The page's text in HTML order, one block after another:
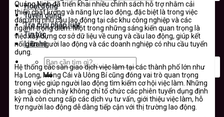
Hoạt động
Tuyển dụng
Tra cứu pháp luật
Tin tức
Liên hệ
Quảng Ninh đã triển khai nhiều chính sách hỗ trợ nhằm cải
thiện chất lượng và năng lực lao động, đặc biệt là trong việc
đáp ứng nhu cầu lao động tại các khu công nghiệp và các
ngành trọng điểm. Một trong những sáng kiến quan trọng là
việc xây dựng cơ sở dữ liệu về cung và cầu lao động, giúp kết
nối giữa người lao động và các doanh nghiệp có nhu cầu tuyển
dụng.
Hệ thống các sàn giao dịch việc làm tại các thành phố lớn như
Hạ Long, Móng Cái và Uông Bí cũng đóng vai trò quan trọng
trong việc giúp người lao động tìm kiếm cơ hội việc làm. Những
sàn giao dịch này không chỉ tổ chức các phiên tuyển dụng định
kỳ mà còn cung cấp các dịch vụ tư vấn, giới thiệu việc làm, hỗ
trợ người lao động dễ dàng tiếp cận với thị trường lao động.